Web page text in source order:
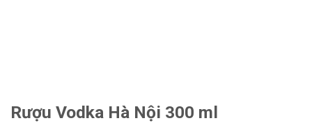
Rượu Vodka Hà Nội 300 ml